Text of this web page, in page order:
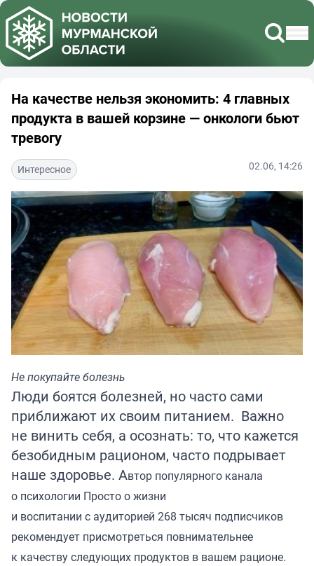
На качестве нельзя экономить: 4 главных
продукта в вашей корзине — онкологи бьют
тревогу
Интересное 02.06, 14:26
Не покупайте болезнь
Люди боятся болезней, но часто сами
приближают их своим питанием. Важно
не винить себя, а осознать: то, что кажется
безобидным рационом, часто подрывает
наше здоровье. Автор популярного канала
о психологии Просто о жизни
и воспитании с аудиторией 268 тысяч подписчиков
рекомендует присмотреться повнимательнее
к качеству следующих продуктов в вашем рационе.